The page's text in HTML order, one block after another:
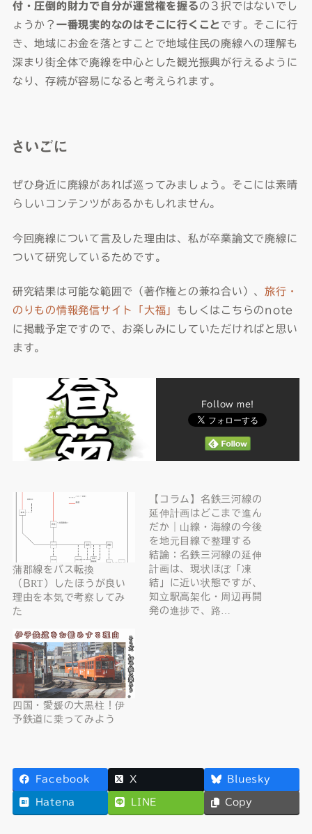
付・圧倒的財力で自分が運営権を握る の３択ではないでし
ょうか？ 一番現実的なのはそこに行くこと です。そこに行
き、地域にお金を落とすことで地域住民の廃線への理解も
深まり街全体で廃線を中心とした観光振興が行えるように
なり、存続が容易になると考えられます。
さいごに
ぜひ身近に廃線があれば巡ってみましょう。そこには素晴
らしいコンテンツがあるかもしれません。
今回廃線について言及した理由は、私が卒業論文で廃線に
ついて研究しているためです。
研究結果は可能な範囲で（著作権との兼ね合い）、旅行・
のりもの情報発信サイト「大福」 もしくはこちらのnote
に掲載予定ですので、お楽しみにしていただければと思い
ます。
Follow me!
蒲郡線をバス転換
（BRT）したほうが良い
理由を本気で考察してみ
た
【コラム】名鉄三河線の
延伸計画はどこまで進ん
だか｜山線・海線の今後
を地元目線で整理する
結論：名鉄三河線の延伸
計画は、現状ほぼ「凍
結」に近い状態ですが、
知立駅高架化・周辺再開
発の進捗で、路…
四国・愛媛の大黒柱！伊
予鉄道に乗ってみよう
Facebook X Bluesky
Hatena LINE Copy